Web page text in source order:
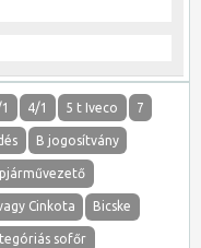
4/1 5 t Iveco 7
B jogosítvány
Cinkota Bicske
sofőr